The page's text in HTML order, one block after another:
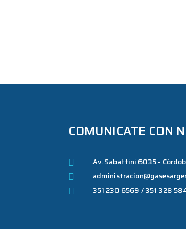
COMUNICATE CON
 Av. Sabattini 6035 -

 351 230 6569 / 351 328